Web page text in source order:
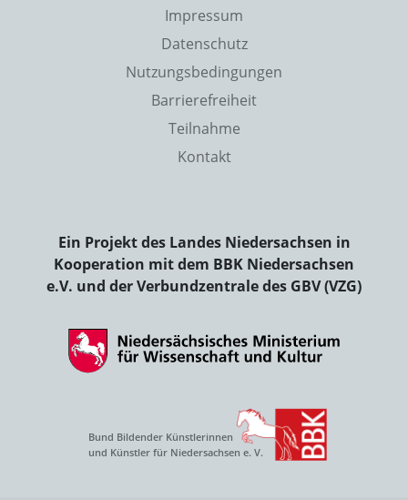
Impressum
Datenschutz
Nutzungsbedingungen
Barrierefreiheit
Teilnahme
Kontakt
Ein Projekt des Landes Niedersachsen in
Kooperation mit dem BBK Niedersachsen
e.V. und der Verbundzentrale des GBV (VZG)
Bund Bildender Künstlerinnen
und Künstler für Niedersachsen e. V.